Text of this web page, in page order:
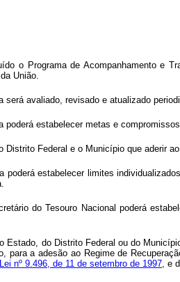
o Programa de Acompanhamento e
União.
será avaliado, revisado e atualizado
poderá estabelecer metas e
Distrito Federal e o Município que aderir
poderá estabelecer limites
do Tesouro Nacional poderá
Estado, do Distrito Federal ou do
para a adesão ao Regime de
Lei nº 9.496, de 11 de setembro de 1997, e